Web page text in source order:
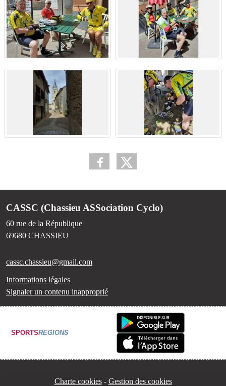
CASSC (Chassieu ASSociation Cyclo)
60 rue de la République
69680 CHASSIEU
cassc.chassieu@gmail.com
Informations légales
Signaler un contenu inapproprié
SPORTSREGIONS
Charte cookies Gestion des cookies